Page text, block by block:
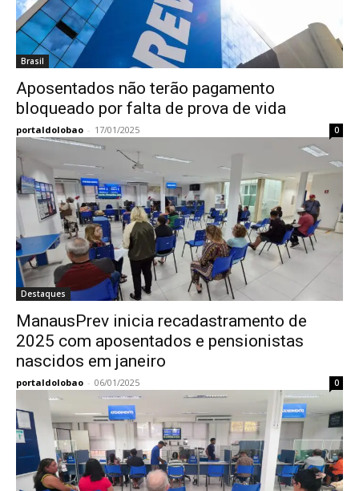
Brasil
Aposentados não terão pagamento
bloqueado por falta de prova de vida
portaldolobao - 17/01/2025 0
Destaques
ManausPrev inicia recadastramento de
2025 com aposentados e pensionistas
nascidos em janeiro
portaldolobao - 06/01/2025 0